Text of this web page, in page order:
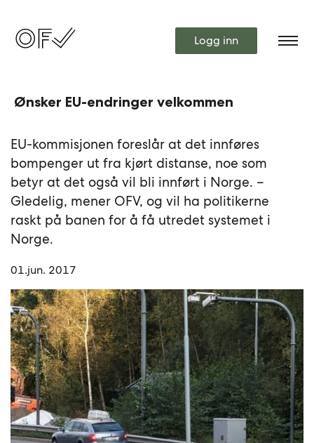
Logg inn
Ønsker EU-endringer velkommen
EU-kommisjonen foreslår at det innføres
bompenger ut fra kjørt distanse, noe som
betyr at det også vil bli innført i Norge. –
Gledelig, mener OFV, og vil ha politikerne
raskt på banen for å få utredet systemet i
Norge.
01.jun. 2017